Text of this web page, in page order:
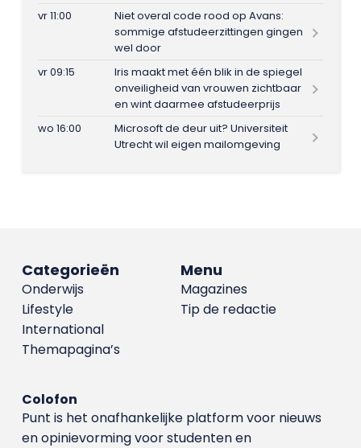
vr 11:00
Niet overal code rood op Avans:
sommige afstudeerzittingen gingen
wel door
vr 09:15
Iris maakt met één blik in de spiegel
onveiligheid van vrouwen zichtbaar
en wint daarmee afstudeerprijs
wo 16:00
Microsoft de deur uit? Universiteit
Utrecht wil eigen mailomgeving
Menu
Magazines
Tip de redactie
Categorieën
Onderwijs
Lifestyle
International
Themapagina’s
Colofon
Punt is het onafhankelijke platform voor nieuws
en opinievorming voor studenten en